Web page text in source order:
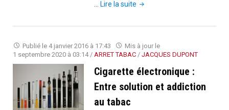
Lire la suite "Le
portable
pratique
pour
partout
Publié le 4 janvier 2016 à 17:43
Mis à jour le
1 septembre 2020 à 03:14 / ARRET TABAC / JACQUES DUPONT
Cigarette électronique :
Entre solution et addiction
au tabac